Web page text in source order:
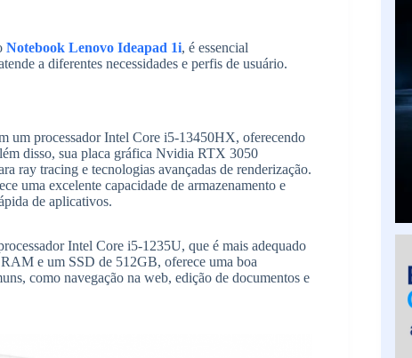
Notebook Lenovo Ideapad 1i, é essencial
a diferentes necessidades e perfis de usuário.
processador Intel Core i5-13450HX, oferecendo
disso, sua placa gráfica Nvidia RTX 3050
ray tracing e tecnologias avançadas de renderização.
uma excelente capacidade de armazenamento e
de aplicativos.
Intel Core i5-1235U, que é mais adequado
e um SSD de 512GB, oferece uma boa
como navegação na web, edição de documentos e